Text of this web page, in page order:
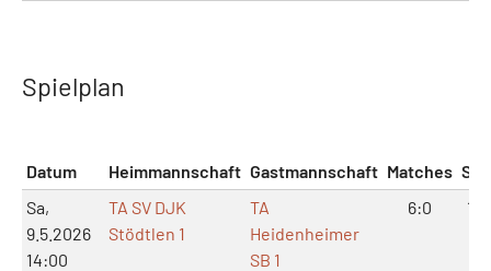
Spielplan
Datum Heimmannschaft Gastmannschaft Matches
Sa,
9.5.2026
14:00
TA SV DJK
Stödtlen 1
TA
Heidenheimer
SB 1
6:0